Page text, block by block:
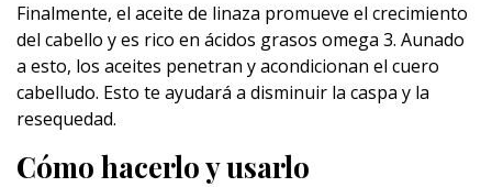
Finalmente, el aceite de linaza promueve el crecimiento
del cabello y es rico en ácidos grasos omega 3. Aunado
a esto, los aceites penetran y acondicionan el cuero
cabelludo. Esto te ayudará a disminuir la caspa y la
resequedad.
Cómo hacerlo y usarlo